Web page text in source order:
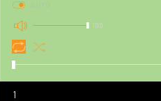
100
AUTO
1